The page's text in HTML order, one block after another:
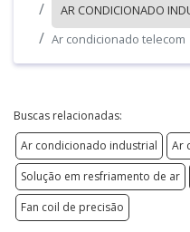
AR CONDICIONADO
Ar condicionado telecom
Buscas relacionadas:
Ar condicionado industrial
Ar
Solução em resfriamento de ar
Fan coil de precisão